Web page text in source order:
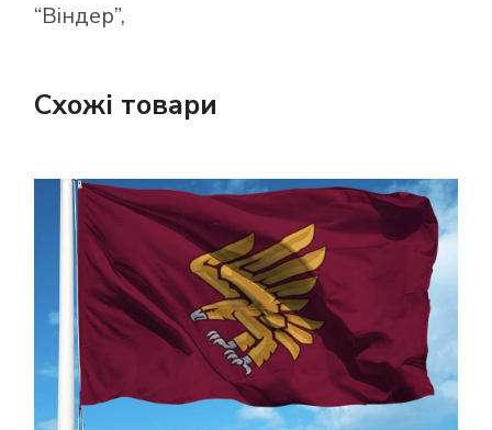
“Віндер”,
Схожі товари